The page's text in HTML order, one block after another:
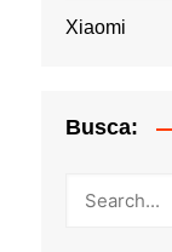
Xiaomi
Busca: